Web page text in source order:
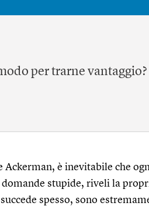
per trarne vantaggio?
Ackerman, è inevitabile che
stupide, riveli la
spesso, sono